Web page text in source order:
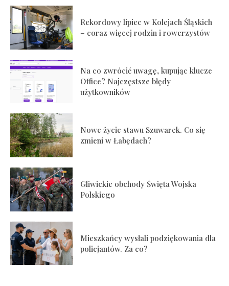
Rekordowy lipiec w Kolejach Śląskich
– coraz więcej rodzin i rowerzystów
Na co zwrócić uwagę, kupując klucze
Office? Najczęstsze błędy
użytkowników
Nowe życie stawu Szuwarek. Co się
zmieni w Łabędach?
Gliwickie obchody Święta Wojska
Polskiego
Mieszkańcy wysłali podziękowania dla
policjantów. Za co?